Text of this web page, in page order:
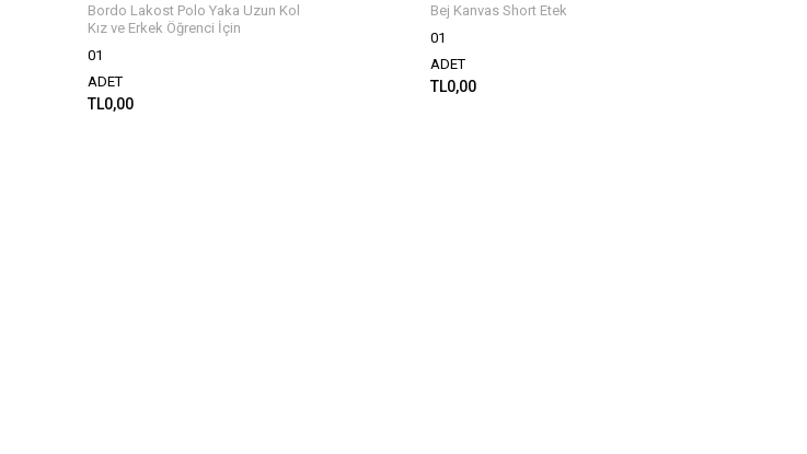
Bordo Lakost Polo Yaka Uzun Kol
Kız ve Erkek Öğrenci İçin
01
ADET
TL0,00
Bej Kanvas Short Etek
01
ADET
TL0,00